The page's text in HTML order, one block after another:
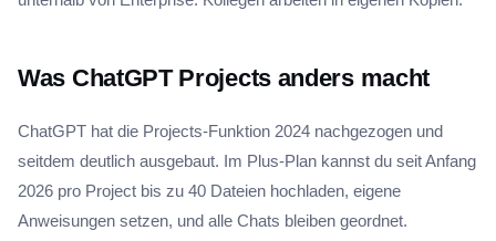
Was ChatGPT Projects anders macht
ChatGPT hat die Projects-Funktion 2024 nachgezogen und
seitdem deutlich ausgebaut. Im Plus-Plan kannst du seit Anfang
2026 pro Project bis zu 40 Dateien hochladen, eigene
Anweisungen setzen, und alle Chats bleiben geordnet.